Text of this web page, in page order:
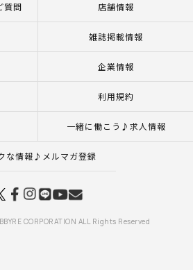
質問 店舗情報
雑誌掲載情報
企業情報
利用規約
一緒に働こう♪求人情報
な情報♪メルマガ登録
CORPORATION ALL Rights Reserved